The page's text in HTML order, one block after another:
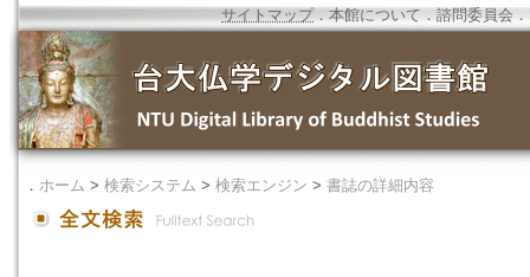
サイトマップ．本館について ． 諮問委員会 ．
． ホーム > 検索システム > 検索エンジン > 書誌の詳細内容